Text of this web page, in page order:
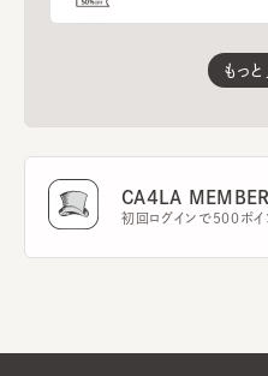
もっ
CA4LA
初回ログインで500ポイ